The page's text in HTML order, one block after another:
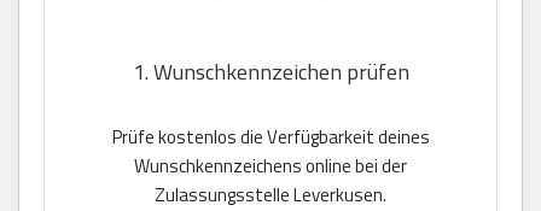
1. Wunschkennzeichen prüfen
Prüfe kostenlos die Verfügbarkeit deines
Wunschkennzeichens online bei der
Zulassungsstelle Leverkusen.